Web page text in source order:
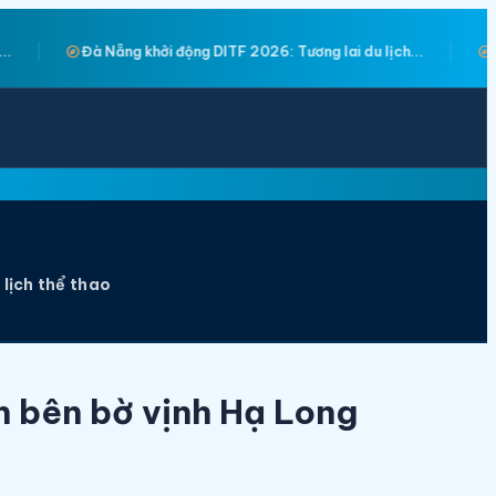
exploreGiảng viên Trường Đại học Hạ Long giành Huy chương...
lịch thể thao
bờ vịnh Hạ Long